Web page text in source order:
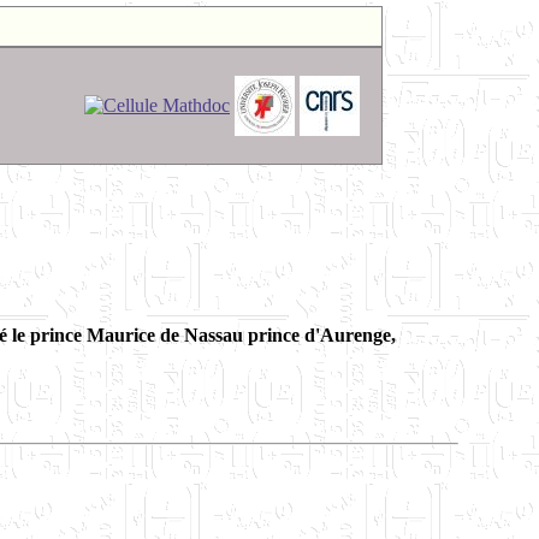
le prince Maurice de Nassau prince d'Aurenge,